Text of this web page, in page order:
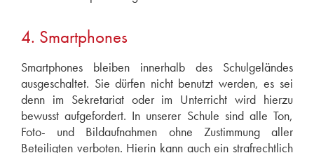
4. Smartphones
Smartphones bleiben innerhalb des Schulgeländes
ausgeschaltet. Sie dürfen nicht benutzt werden, es sei
denn im Sekretariat oder im Unterricht wird hierzu
bewusst aufgefordert. In unserer Schule sind alle Ton,
Foto- und Bildaufnahmen ohne Zustimmung aller
Beteiligten verboten. Hierin kann auch ein strafrechtlich